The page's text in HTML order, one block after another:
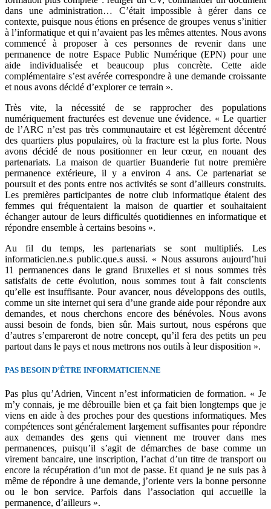
dans une administration… C’était impossible à gérer dans ce
contexte, puisque nous étions en présence de groupes venus s’initier
à l’informatique et qui n’avaient pas les mêmes attentes. Nous avons
commencé à proposer à ces personnes de revenir dans une
permanence de notre Espace Public Numérique (EPN) pour une
aide individualisée et beaucoup plus concrète. Cette aide
complémentaire s’est avérée correspondre à une demande croissante
et nous avons décidé d’explorer ce terrain ».
Très vite, la nécessité de se rapprocher des populations
numériquement fracturées est devenue une évidence. « Le quartier
de l’ARC n’est pas très communautaire et est légèrement décentré
des quartiers plus populaires, où la fracture est la plus forte. Nous
avons décidé de nous positionner en leur cœur, en nouant des
partenariats. La maison de quartier Buanderie fut notre première
permanence extérieure, il y a environ 4 ans. Ce partenariat se
poursuit et des ponts entre nos activités se sont d’ailleurs construits.
Les premières participantes de notre club informatique étaient des
femmes qui fréquentaient la maison de quartier et souhaitaient
échanger autour de leurs difficultés quotidiennes en informatique et
répondre ensemble à certains besoins ».
Au fil du temps, les partenariats se sont multipliés. Les
informaticien.ne.s public.que.s aussi. « Nous assurons aujourd’hui
11 permanences dans le grand Bruxelles et si nous sommes très
satisfaits de cette évolution, nous sommes tout à fait conscients
qu’elle est insuffisante. Pour avancer, nous développons des outils,
comme un site internet qui sera d’une grande aide pour répondre aux
demandes, et nous cherchons encore des bénévoles. Nous avons
aussi besoin de fonds, bien sûr. Mais surtout, nous espérons que
d’autres s’empareront de notre concept, qu’il fera des petits un peu
partout dans le pays et nous mettrons nos outils à leur disposition ».
PAS BESOIN D’ÊTRE INFORMATICIEN.NE
Pas plus qu’Adrien, Vincent n’est informaticien de formation. « Je
m’y connais, je me débrouille bien et ça fait bien longtemps que je
viens en aide à des proches pour des questions informatiques. Mes
compétences sont généralement largement suffisantes pour répondre
aux demandes des gens qui viennent me trouver dans mes
permanences, puisqu’il s’agit de démarches de base comme un
virement bancaire, une inscription, l’achat d’un titre de transport ou
encore la récupération d’un mot de passe. Et quand je ne suis pas à
même de répondre à une demande, j’oriente vers la bonne personne
ou le bon service. Parfois dans l’association qui accueille la
permanence, d’ailleurs ».